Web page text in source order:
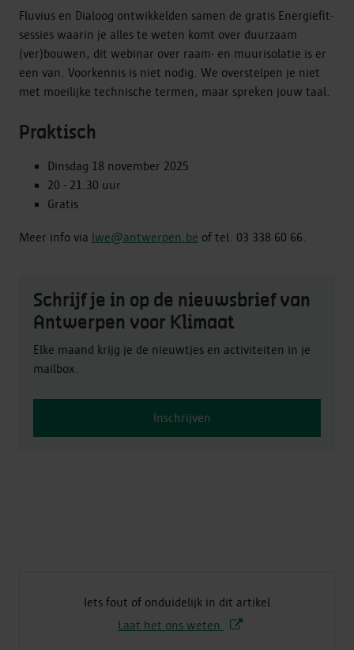
Fluvius en Dialoog ontwikkelden samen de gratis Energiefit-
sessies waarin je alles te weten komt over duurzaam
(ver)bouwen, dit webinar over raam- en muurisolatie is er
een van. Voorkennis is niet nodig. We overstelpen je niet
met moeilijke technische termen, maar spreken jouw taal.
Praktisch
Dinsdag 18 november 2025
20 - 21.30 uur
Gratis
Meer info via lwe@antwerpen.be of tel. 03 338 60 66.
Schrijf je in op de nieuwsbrief van
Antwerpen voor Klimaat
Elke maand krijg je de nieuwtjes en activiteiten in je
mailbox.
Inschrijven
Iets fout of onduidelijk in dit artikel
Laat het ons weten